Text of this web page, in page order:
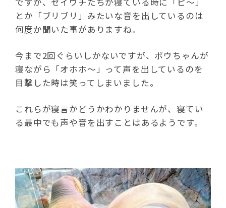
とか「ブリブリ」みたいな音を出しているのは
何度か聞いた事がありますね。
今まで2回ぐらいしかないですが、ポウちゃんが
寝ながら「オホホ～」って声を出しているのを
目撃した時は笑ってしまいました。
これらが寝言かどうかわかりませんが、寝てい
る最中でも声や音を出すことはあるようです。